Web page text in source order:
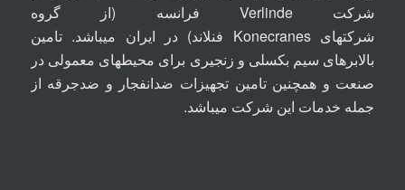
شرکتVerlinde فرانسه (از گروه
شرکتهایKonecranes فنلاند) در ایران میباشد. تامین
بالابرهای سیم بکسلی و زنجیری برای محیطهای معمولی در
صنعت و همچنین تامین تجهیزات ضدانفجار و ضدجرقه از
جمله خدمات این شرکت میباشد.